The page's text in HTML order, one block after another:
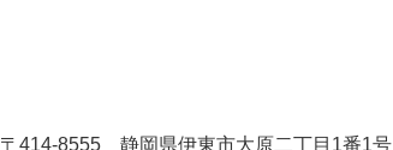
所
〒414-8555 静岡県伊東市大原二丁目1番1号